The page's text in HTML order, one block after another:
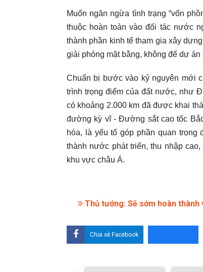
Muốn ngăn ngừa tình trạng “vốn
thuộc hoàn toàn vào đối tác nước
thành phần kinh tế tham gia xây
giải phóng mặt bằng, không để dự
Chuẩn bị bước vào kỷ nguyên mới
trình trọng điểm của đất nước, như
có khoảng 2.000 km đã được khai
đường kỳ vĩ - Đường sắt cao tốc
hóa, là yếu tố góp phần quan
thành nước phát triển, thu nhập
khu vực châu Á.
Thủ tướng: Sẽ sớm hoàn
Chia sẻ Facebook